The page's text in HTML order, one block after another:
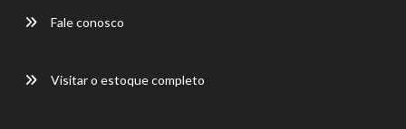
Fale conosco
Visitar o estoque completo